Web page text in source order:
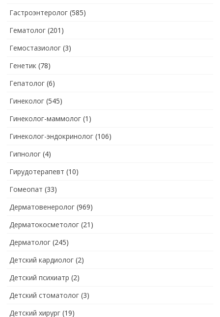
Гастроэнтеролог (585)
Гематолог (201)
Гемостазиолог (3)
Генетик (78)
Гепатолог (6)
Гинеколог (545)
Гинеколог-маммолог (1)
Гинеколог-эндокринолог (106)
Гипнолог (4)
Гирудотерапевт (10)
Гомеопат (33)
Дерматовенеролог (969)
Дерматокосметолог (21)
Дерматолог (245)
Детский кардиолог (2)
Детский психиатр (2)
Детский стоматолог (3)
Детский хирург (19)